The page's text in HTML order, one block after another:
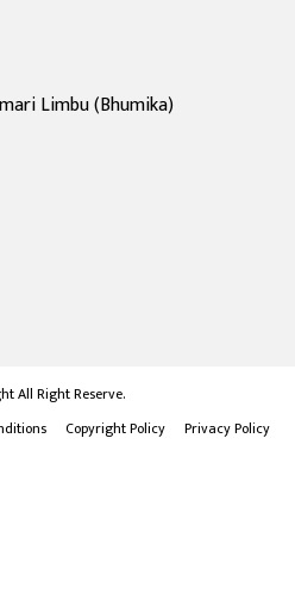
Limbu (Bhumika)
All Right Reserve.
Copyright Policy Privacy Policy